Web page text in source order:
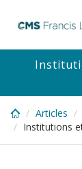
content
Articles
Institutions